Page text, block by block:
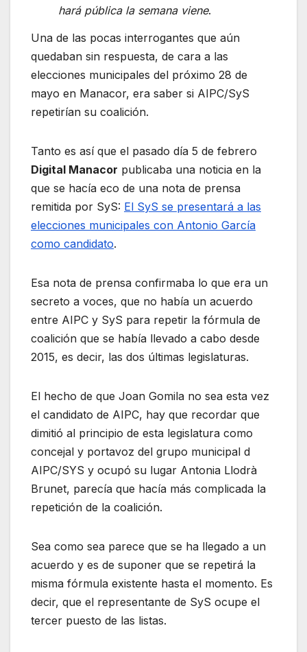
hará pública la semana viene.
Una de las pocas interrogantes que aún
quedaban sin respuesta, de cara a las
elecciones municipales del próximo 28 de
mayo en Manacor, era saber si AIPC/SyS
repetirían su coalición.
Tanto es así que el pasado día 5 de febrero
Digital Manacor publicaba una noticia en la
que se hacía eco de una nota de prensa
remitida por SyS: El SyS se presentará a las
elecciones municipales con Antonio García
como candidato.
Esa nota de prensa confirmaba lo que era un
secreto a voces, que no había un acuerdo
entre AIPC y SyS para repetir la fórmula de
coalición que se había llevado a cabo desde
2015, es decir, las dos últimas legislaturas.
El hecho de que Joan Gomila no sea esta vez
el candidato de AIPC, hay que recordar que
dimitió al principio de esta legislatura como
concejal y portavoz del grupo municipal d
AIPC/SYS y ocupó su lugar Antonia Llodrà
Brunet, parecía que hacía más complicada la
repetición de la coalición.
Sea como sea parece que se ha llegado a un
acuerdo y es de suponer que se repetirá la
misma fórmula existente hasta el momento. Es
decir, que el representante de SyS ocupe el
tercer puesto de las listas.